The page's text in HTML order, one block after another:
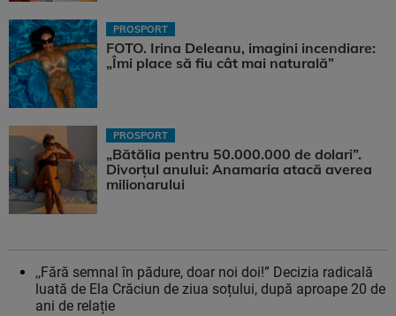
PROSPORT
FOTO. Irina Deleanu, imagini incendiare:
„Îmi place să fiu cât mai naturală”
PROSPORT
„Bătălia pentru 50.000.000 de dolari”.
Divorțul anului: Anamaria atacă averea
milionarului
,,Fără semnal în pădure, doar noi doi!” Decizia radicală
luată de Ela Crăciun de ziua soțului, după aproape 20 de
ani de relație